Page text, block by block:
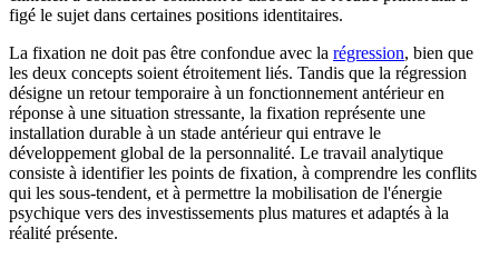
figé le sujet dans certaines positions identitaires.
La fixation ne doit pas être confondue avec la régression, bien que
les deux concepts soient étroitement liés. Tandis que la régression
désigne un retour temporaire à un fonctionnement antérieur en
réponse à une situation stressante, la fixation représente une
installation durable à un stade antérieur qui entrave le
développement global de la personnalité. Le travail analytique
consiste à identifier les points de fixation, à comprendre les conflits
qui les sous-tendent, et à permettre la mobilisation de l'énergie
psychique vers des investissements plus matures et adaptés à la
réalité présente.